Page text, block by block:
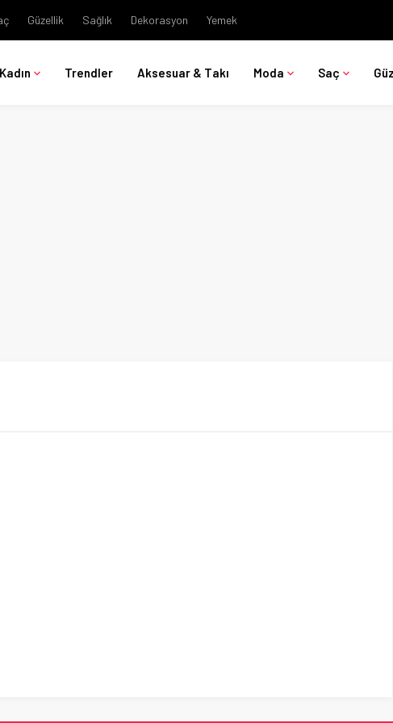
Güzellik Sağlık Dekorasyon Yemek
Trendler Aksesuar & Takı Moda Saç